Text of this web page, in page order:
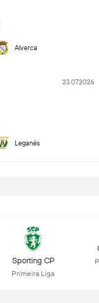
Alverca
23.07.2026
Leganés
Sporting CP
Primeira Liga